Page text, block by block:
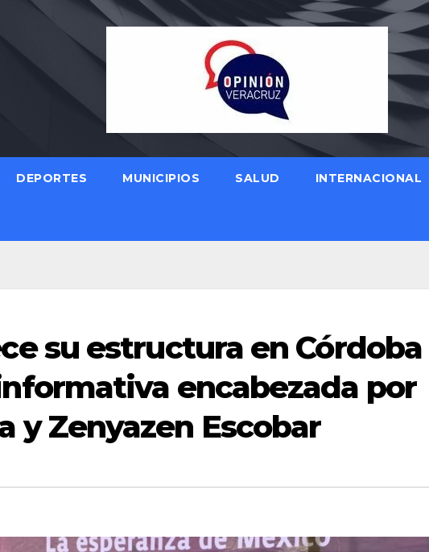
DEPORTES MUNICIPIOS SALUD INTERNACIONAL
su estructura en Córdoba
encabezada por
y Zenyazen Escobar